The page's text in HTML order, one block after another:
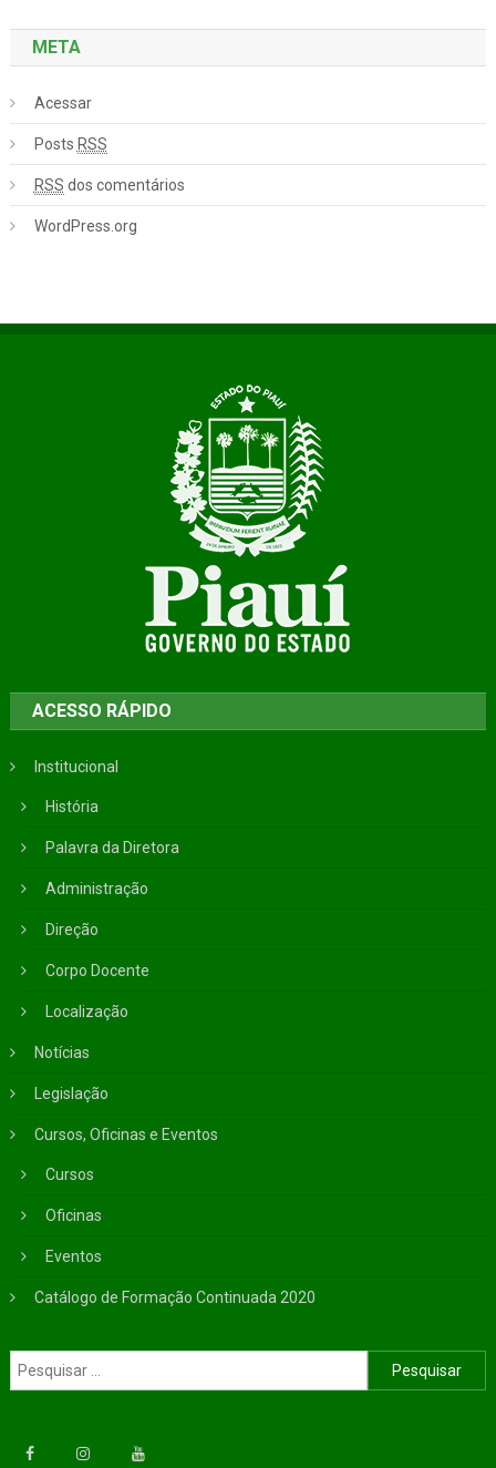
META
Acessar
Posts RSS
RSS dos comentários
WordPress.org
ACESSO RÁPIDO
Institucional
História
Palavra da Diretora
Administração
Direção
Corpo Docente
Localização
Notícias
Legislação
Cursos, Oficinas e Eventos
Cursos
Oficinas
Eventos
Catálogo de Formação Continuada 2020
Pesquisar por: